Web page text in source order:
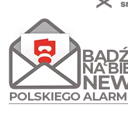
NA
POLSKIEGO